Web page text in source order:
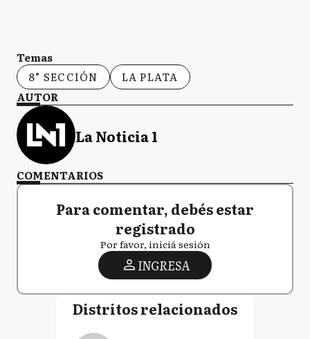
Temas
8° SECCIÓN
LA PLATA
AUTOR
La Noticia 1
COMENTARIOS
Para comentar, debés estar
registrado
Por favor, iniciá sesión
INGRESA
Distritos relacionados